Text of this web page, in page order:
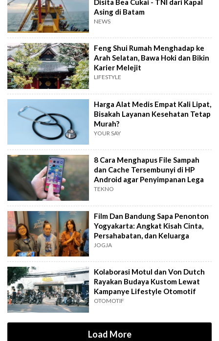
Disita Bea Cukai - TNI dari Kapal
Asing di Batam
NEWS
Feng Shui Rumah Menghadap ke
Arah Selatan, Bawa Hoki dan Bikin
Karier Melejit
LIFESTYLE
Harga Alat Medis Empat Kali Lipat,
Bisakah Layanan Kesehatan Tetap
Murah?
YOUR SAY
8 Cara Menghapus File Sampah
dan Cache Tersembunyi di HP
Android agar Penyimpanan Lega
TEKNO
Film Dan Bandung Sapa Penonton
Yogyakarta: Angkat Kisah Cinta,
Persahabatan, dan Keluarga
JOGJA
Kolaborasi Motul dan Von Dutch
Rayakan Budaya Kustom Lewat
Kampanye Lifestyle Otomotif
OTOMOTIF
Load More